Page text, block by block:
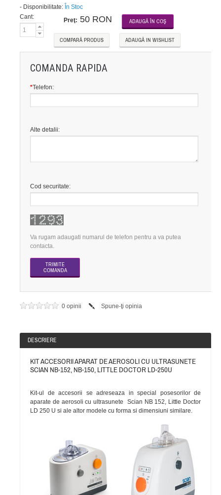
- Disponibilitate: În Stoc
Cant:
Preţ: 50 RON
COMPARĂ PRODUS ADAUGĂ IN WISHLIST
COMANDA RAPIDA
*Telefon:
Alte detalii:
Cod securitate:
Va rugam adaugati numarul de telefon pentru a va putea
contacta.
0 opinii Spune-ţi opinia
DESCRIERE
KIT ACCESORII APARAT DE AEROSOLI CU ULTRASUNETE
SCIAN NB-152, NB-150, LITTLE DOCTOR LD-250U
Kit-ul de accesorii se adreseaza in special posesorilor de
aparate de aerosoli cu ultrasunete Scian NB 152, Little Doctor
LD 250 U si ale altor modele cu forma si dimensiuni similare.